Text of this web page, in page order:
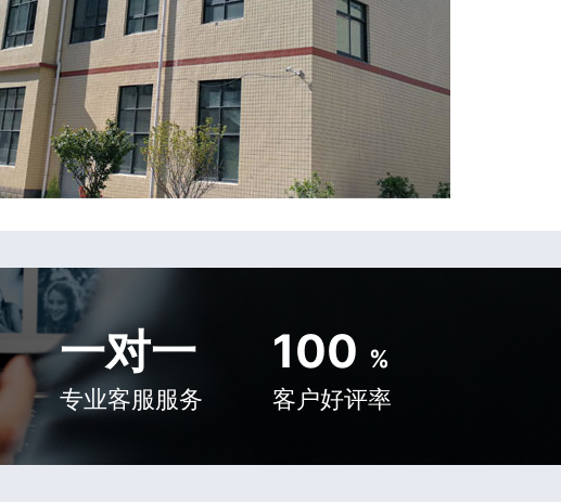
一对一
专业客服服务
100 %
客户好评率